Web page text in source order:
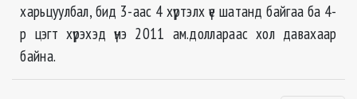
харьцуулбал, бид 3-аас 4 хүртэлх үе шатанд байгаа ба 4-
р цэгт хүрэхэд үнэ 2011 ам.доллараас хол давахаар
байна.